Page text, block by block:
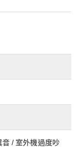
/ 室外機過度吵